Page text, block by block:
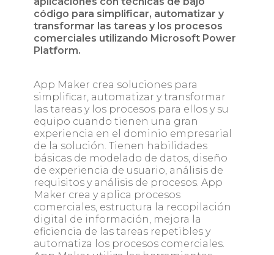
código para simplificar, automatizar y
transformar las tareas y los procesos
comerciales utilizando Microsoft Power
Platform.
App Maker crea soluciones para
simplificar, automatizar y transformar
las tareas y los procesos para ellos y su
equipo cuando tienen una gran
experiencia en el dominio empresarial
de la solución. Tienen habilidades
básicas de modelado de datos, diseño
de experiencia de usuario, análisis de
requisitos y análisis de procesos. App
Maker crea y aplica procesos
comerciales, estructura la recopilación
digital de información, mejora la
eficiencia de las tareas repetibles y
automatiza los procesos comerciales.